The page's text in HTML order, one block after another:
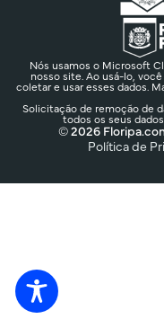
Nós usamos o Microsoft
nosso site. Ao usá-lo,
coletar e usar esses dados.
Solicitação de remoção de
todos os seus dados.
© 2026
Política de